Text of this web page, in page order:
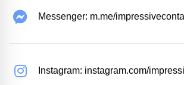
Messenger: m.me/
Instagram: instagram.com/